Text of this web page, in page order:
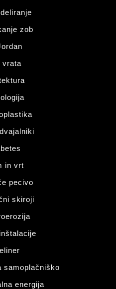
zob
vrata
in vrt
pecivo
skiroji
samoplačniško
energija